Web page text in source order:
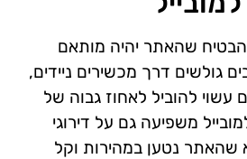
שהאתר יהיה מותאם
גולשים דרך מכשירים ניידים,
עשוי להוביל לאחוז גבוה של
משפיעה גם על דירוגי
שהאתר נטען במהירות וקל